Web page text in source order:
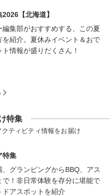
【北海道】
編集部がおすすめする、この夏
を紹介。夏休みイベント＆おで
情報が盛りだくさん！
特集
ティビティ情報をお届け
特集
、グランピングからBBQ、アス
で！非日常体験を存分に堪能で
ドアスポットを紹介